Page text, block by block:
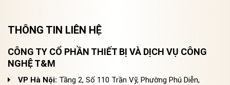
THÔNG TIN LIÊN HỆ
CÔNG TY CỔ PHẦN THIẾT BỊ VÀ DỊCH VỤ CÔNG
NGHỆ T&M
VP Hà Nội: Tầng 2, Số 110 Trần Vỹ, Phường Phú Diễn,